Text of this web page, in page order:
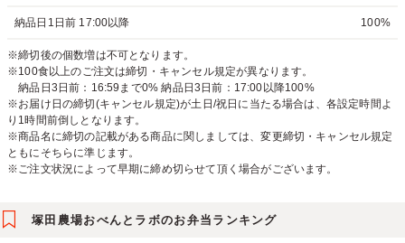
納品日1日前 17:00以降 100%
※締切後の個数増は不可となります。
※100食以上のご注文は締切・キャンセル規定が異なります。
納品日3日前：16:59まで0% 納品日3日前：17:00以降100%
※お届け日の締切(キャンセル規定)が土日/祝日に当たる場合は、各設定時間よ
り1時間前倒しとなります。
※商品名に締切の記載がある商品に関しましては、変更締切・キャンセル規定
ともにそちらに準じます。
※ご注文状況によって早期に締め切らせて頂く場合がございます。
塚田農場おべんとラボのお弁当ランキング